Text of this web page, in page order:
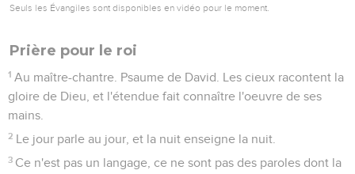
Seuls les Évangiles sont disponibles en vidéo pour le moment.
Prière pour le roi
1 Au maître-chantre. Psaume de David. Les cieux racontent la
gloire de Dieu, et l'étendue fait connaître l'oeuvre de ses
mains.
2 Le jour parle au jour, et la nuit enseigne la nuit.
3 Ce n'est pas un langage, ce ne sont pas des paroles dont la